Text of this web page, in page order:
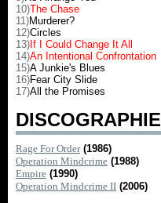
10)The Chase
11)Murderer?
12)Circles
13) If I Could Change It All
14)An Intentional Confrontation
15)A Junkie's Blues
16)Fear City Slide
17)All the Promises
DISCOGRAPHIE
Rage For Order (1986)
Operation Mindcrime (1988)
Empire (1990)
Operation Mindcrime II (2006)